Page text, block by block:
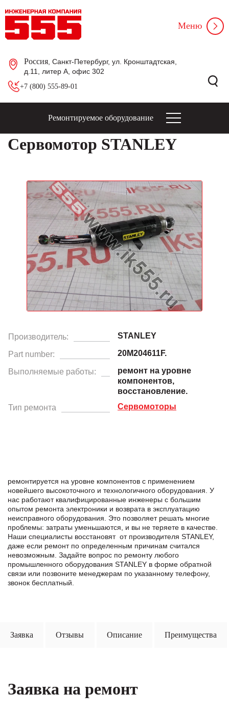
Россия , Санкт-Петербург, ул. Кронштадтская,
д.11, литер А, офис 302
+7 (800) 555-89-01
Меню
Ремонтируемое оборудование
Сервомотор STANLEY
Производитель: STANLEY
Part number: 20M204611F.
Выполняемые работы:
ремонт на уровне
компонентов,
восстановление.
Тип ремонта
Сервомоторы
ремонтируется на уровне компонентов с применением
новейшего высокоточного и технологичного оборудования. У
нас работают квалифицированные инженеры с большим
опытом ремонта электроники и возврата в эксплуатацию
неисправного оборудования. Это позволяет решать многие
проблемы: затраты уменьшаются, и вы не теряете в качестве.
Наши специалисты восстановят от производителя STANLEY,
даже если ремонт по определенным причинам считался
невозможным. Задайте вопрос по ремонту любого
промышленного оборудования STANLEY в формe обратной
связи или позвоните менеджерам по указанному телефону,
звонок бесплатный.
Заявка Отзывы Описание Преимущества
Заявка на ремонт